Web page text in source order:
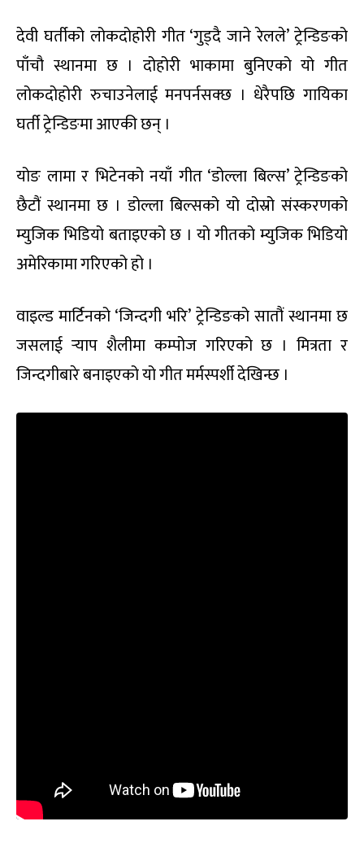
देवी घर्तीको लोकदोहोरी गीत ‘गुड्दै जाने रेलले’ ट्रेन्डिङको
पाँचौ स्थानमा छ । दोहोरी भाकामा बुनिएको यो गीत
लोकदोहोरी रुचाउनेलाई मनपर्नसक्छ । धेरैपछि गायिका
घर्ती ट्रेन्डिङमा आएकी छन् ।
योङ लामा र भिटेनको नयाँ गीत ‘डोल्ला बिल्स’ ट्रेन्डिङको
छैटौं स्थानमा छ । डोल्ला बिल्सको यो दोस्रो संस्करणको
म्युजिक भिडियो बताइएको छ । यो गीतको म्युजिक भिडियो
अमेरिकामा गरिएको हो ।
वाइल्ड मार्टिनको ‘जिन्दगी भरि’ ट्रेन्डिङको सातौं स्थानमा छ
जसलाई र्‍याप शैलीमा कम्पोज गरिएको छ । मित्रता र
जिन्दगीबारे बनाइएको यो गीत मर्मस्पर्शी देखिन्छ ।